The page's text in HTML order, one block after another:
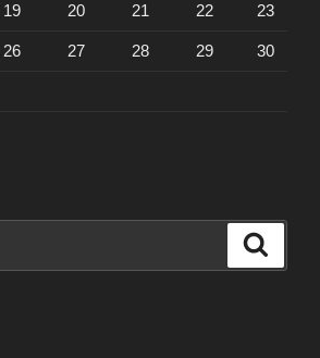
19 20 21 22 23
26 27 28 29 30